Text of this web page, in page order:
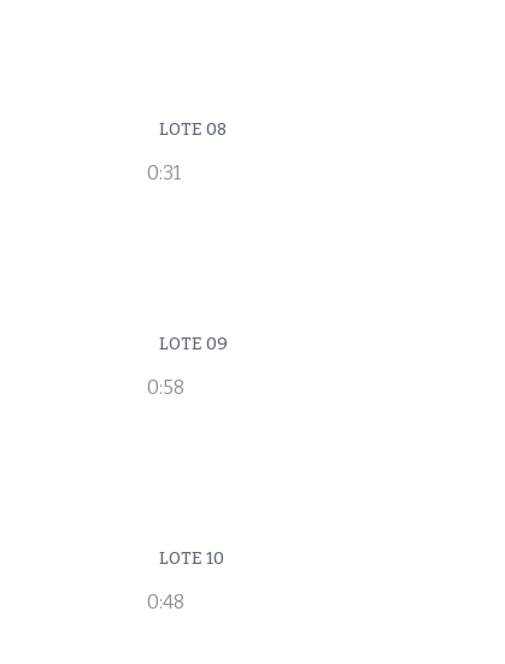
LOTE 08
0:31
LOTE 09
0:58
LOTE 10
0:48